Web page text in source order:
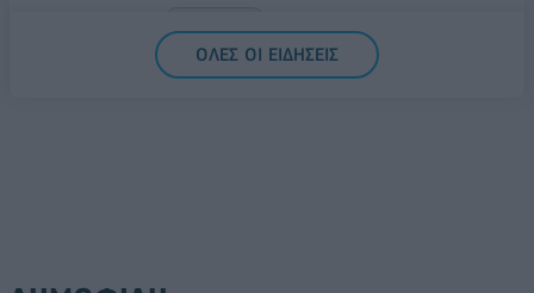
ΟΛΕΣ ΟΙ ΕΙΔΗΣΕΙΣ